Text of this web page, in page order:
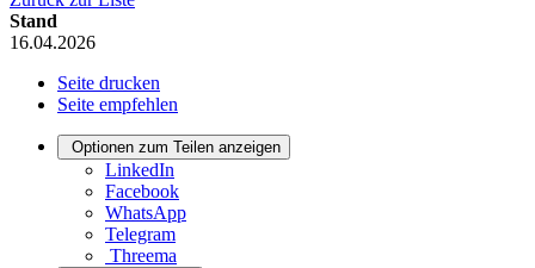
Stand
16.04.2026
Seite drucken
Seite empfehlen
Optionen zum Teilen anzeigen
LinkedIn
Facebook
WhatsApp
Telegram
Threema